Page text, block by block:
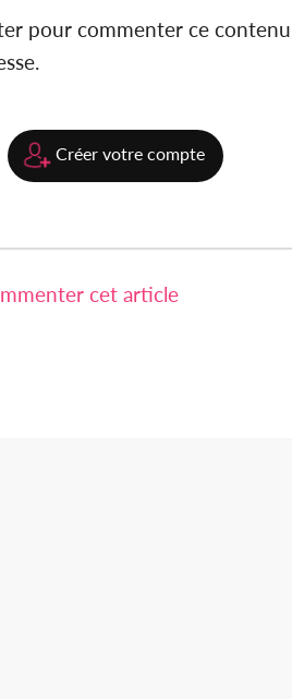
pour commenter ce
Créer votre compte
cet article